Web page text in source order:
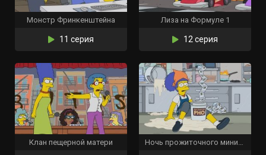
Монстр Фринкенштейна
11 серия
Лиза на Формуле 1
12 серия
Клан пещерной матери Ночь прожиточного минимума